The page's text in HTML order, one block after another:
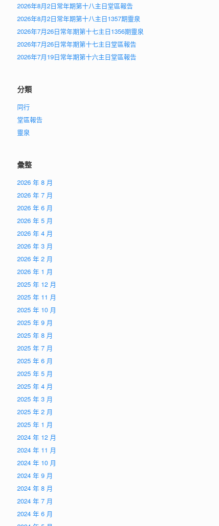
2026年8月2日常年期第十八主日堂區報告
2026年8月2日常年期第十八主日1357期靈泉
2026年7月26日常年期第十七主日1356期靈泉
2026年7月26日常年期第十七主日堂區報告
2026年7月19日常年期第十六主日堂區報告
分類
同行
堂區報告
靈泉
彙整
2026 年 8 月
2026 年 7 月
2026 年 6 月
2026 年 5 月
2026 年 4 月
2026 年 3 月
2026 年 2 月
2026 年 1 月
2025 年 12 月
2025 年 11 月
2025 年 10 月
2025 年 9 月
2025 年 8 月
2025 年 7 月
2025 年 6 月
2025 年 5 月
2025 年 4 月
2025 年 3 月
2025 年 2 月
2025 年 1 月
2024 年 12 月
2024 年 11 月
2024 年 10 月
2024 年 9 月
2024 年 8 月
2024 年 7 月
2024 年 6 月